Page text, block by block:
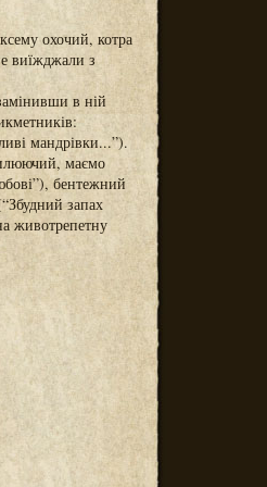
охочий, котра
виїжджали з
в ній
мандрівки...”).
маємо
бентежний
запах
животрепетну